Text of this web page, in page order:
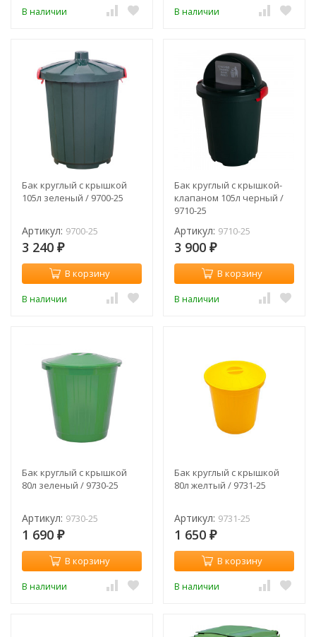
В наличии В наличии
Бак круглый с крышкой
105л зеленый / 9700-25
Артикул: 9700-25
3 240 ₽
В корзину
В наличии
Бак круглый с крышкой-
клапаном 105л черный /
9710-25
Артикул: 9710-25
3 900 ₽
В корзину
В наличии
Бак круглый с крышкой
80л зеленый / 9730-25
Артикул: 9730-25
1 690 ₽
В корзину
В наличии
Бак круглый с крышкой
80л желтый / 9731-25
Артикул: 9731-25
1 650 ₽
В корзину
В наличии